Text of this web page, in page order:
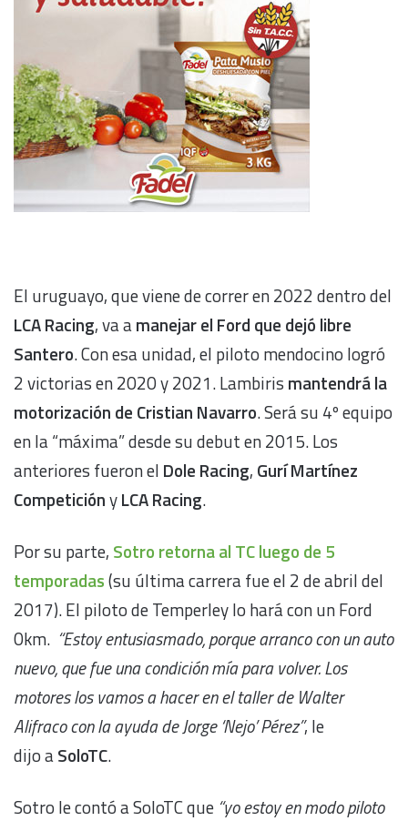
El uruguayo, que viene de correr en 2022 dentro del
LCA Racing, va amanejar el Ford que dejó libre
Santero. Con esa unidad, el piloto mendocino logró
2 victorias en 2020 y 2021. Lambiris mantendrá la
motorización de Cristian Navarro. Será su 4º equipo
en la “máxima” desde su debut en 2015. Los
anteriores fueron el Dole Racing, Gurí Martínez
CompeticiónyLCA Racing.
Por su parte, Sotro retorna al TC luego de 5
temporadas(su última carrera fue el 2 de abril del
2017). El piloto de Temperley lo hará con un Ford
0km. “Estoy entusiasmado, porque arranco con un auto
nuevo, que fue una condición mía para volver. Los
motores los vamos a hacer en el taller de Walter
Alifraco con la ayuda de Jorge ‘Nejo’ Pérez”, le
dijo aSoloTC.
Sotro le contó a SoloTC que “yo estoy en modo piloto